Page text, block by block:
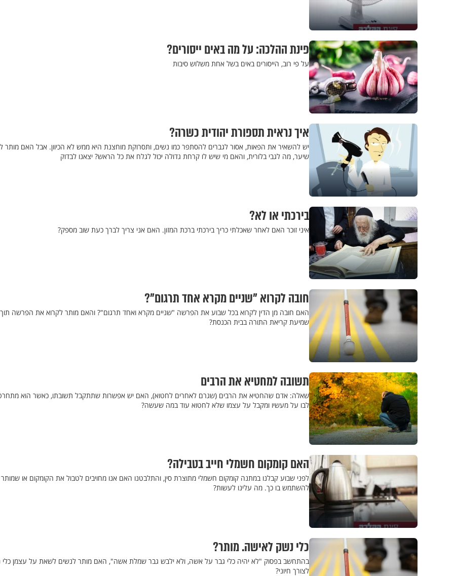
פינת ההלכה: על מה באים ייסורים?
על פי רוב, הייסורים באים בשל אחת משלוש סיבות
איך נראית תספורת יהודית כשרה?
יש להשאיר את הפאות, אסור לגברים להסתפר כמו נשים, ותסרוקת מוחצנת היא ממש לא הכיוון. אבל האם מותר
שיער, מה לגבי בלורית, והאם מי שיש לו קרחת גדולה יכול לגלח את כל הראש? יצאנו לבדוק
בירכתי או לא?
איני זוכר האם לאחר שאכלתי כריך בירכתי ברכת המזון. האם אני צריך לברך כעת שוב מספק?
חובה לקרוא "שניים מקרא אחד תרגום"?
האם חובה מן הדין לקרוא בכל שבוע את הפרשה "שניים מקרא ואחד תרגום"? והאם מותר לקרוא את הפרשה תוך
שמיעת קריאת התורה בבית הכנסת?
תשובה למחטיא את הרבים
שאלה: אדם שהחטיא את הרבים (שגרם לאחרים לחטוא), האם יש אפשרות שתתקבל תשובתו, כאשר הוא
לבו על מעשיו ומקבל על עצמו שלא לחטוא עוד במה שעשה?
האם קומקום חשמלי חייב בטבילה?
לפני שבוע קבלנו במתנה קומקום חשמלי מתוצרת סין, והתלבטנו האם אנו מחויבים לטבול את הקומקום או שמותר
להשתמש בו כך. מה עלינו לעשות?
כלי נשק לאישה. מותר?
בהתחשב בפסוק "לא יהיה כלי גבר על אשה, ולא ילבש גבר שמלת אשה", האם מותר לנשים לשאת על עצמן כלי
לצורך חיוני?